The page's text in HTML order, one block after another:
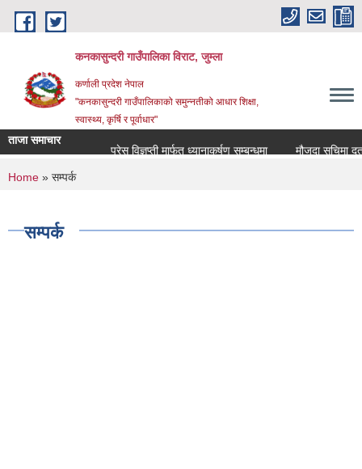
Skip to main content
कनकासुन्दरी गाउँपालिका विराट, जुम्ला
कर्णाली प्रदेश नेपाल
"कनकासुन्दरी गाउँपालिकाको समुन्नतीको आधार शिक्षा,
स्वास्थ्य, कृर्षि र पूर्वाधार"
ताजा समाचार
प्रेस विज्ञप्ती मार्फत ध्यानाकर्षण सम्बन्धमा
मौजुदा सुचिमा दर्ता
You are here
Home » सम्पर्क
सम्पर्क